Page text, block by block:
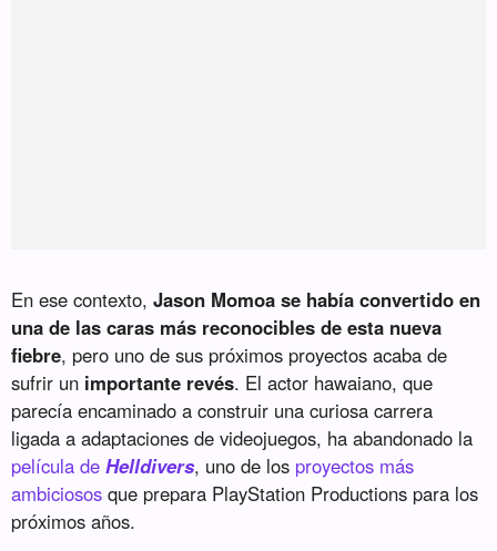
En ese contexto,Jason Momoa se había convertido en
una de las caras más reconocibles de esta nueva
fiebre, pero uno de sus próximos proyectos acaba de
sufrir un importante revés. El actor hawaiano, que
parecía encaminado a construir una curiosa carrera
ligada a adaptaciones de videojuegos, ha abandonado la
película deHelldivers, uno de los proyectos más
ambiciosos que prepara PlayStation Productions para los
próximos años.